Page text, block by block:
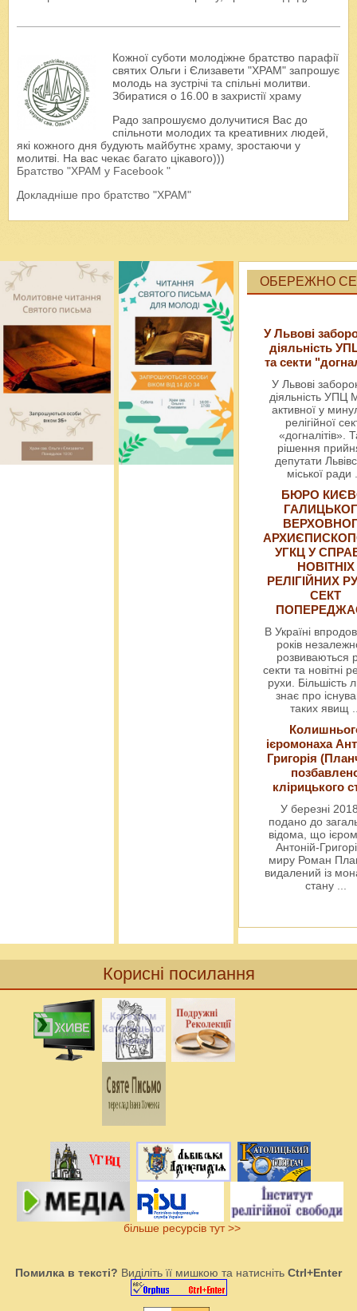
Кожної суботи молодіжне братство парафії
святих Ольги і Єлизавети "ХРАМ" запрошує
молодь на зустрічі та спільні молитви.
Збиратися о 16.00 в захристії храму
Радо запрошуємо долучитися Вас до
спільноти молодих та креативних людей,
які кожного дня будують майбутнє храму, зростаючи у
молитві. На вас чекає багато цікавого)))
Братство "ХРАМ у Facebook "
Докладніше про братство "ХРАМ"
ОБЕРЕЖНО
У Львові
діяльність
та секти
У Львові
діяльність УПЦ
активної у
релігійної
«догналітів».
рішення
депутати
міської ради
БЮРО
УГКЦ У
НОВІТНІХ
РЕЛІГІЙНИХ
СЕКТ
В Україні
років
розвиваються
секти та новітні
рухи. Більшість
знає про
таких явищ
ієромонаха
Григорія
клірицького
У березні
подано до
відома, що
Антоній-
миру Роман
видалений із
стану ...
Корисні посилання
більше ресурсів тут >>
Помилка в тексті? Виділіть її мишкою та натисніть Ctrl+Enter